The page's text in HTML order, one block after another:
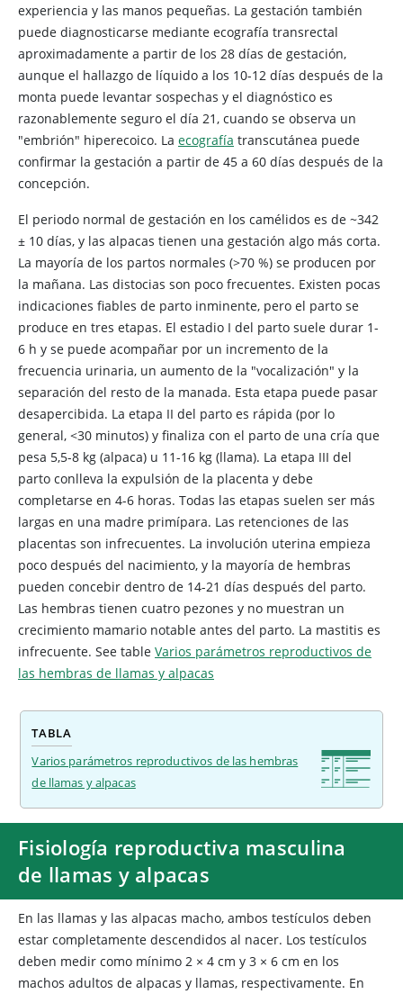
experiencia y las manos pequeñas. La gestación también
puede diagnosticarse mediante ecografía transrectal
aproximadamente a partir de los 28 días de gestación,
aunque el hallazgo de líquido a los 10-12 días después de la
monta puede levantar sospechas y el diagnóstico es
razonablemente seguro el día 21, cuando se observa un
"embrión" hiperecoico. La ecografía transcutánea puede
confirmar la gestación a partir de 45 a 60 días después de la
concepción.
El periodo normal de gestación en los camélidos es de ~342
± 10 días, y las alpacas tienen una gestación algo más corta.
La mayoría de los partos normales (>70 %) se producen por
la mañana. Las distocias son poco frecuentes. Existen pocas
indicaciones fiables de parto inminente, pero el parto se
produce en tres etapas. El estadio I del parto suele durar 1-
6 h y se puede acompañar por un incremento de la
frecuencia urinaria, un aumento de la "vocalización" y la
separación del resto de la manada. Esta etapa puede pasar
desapercibida. La etapa II del parto es rápida (por lo
general, <30 minutos) y finaliza con el parto de una cría que
pesa 5,5-8 kg (alpaca) u 11-16 kg (llama). La etapa III del
parto conlleva la expulsión de la placenta y debe
completarse en 4-6 horas. Todas las etapas suelen ser más
largas en una madre primípara. Las retenciones de las
placentas son infrecuentes. La involución uterina empieza
poco después del nacimiento, y la mayoría de hembras
pueden concebir dentro de 14-21 días después del parto.
Las hembras tienen cuatro pezones y no muestran un
crecimiento mamario notable antes del parto. La mastitis es
infrecuente. See table Varios parámetros reproductivos de
las hembras de llamas y alpacas
TABLA
Varios parámetros reproductivos de las hembras
de llamas y alpacas
Fisiología reproductiva masculina
de llamas y alpacas
En las llamas y las alpacas macho, ambos testículos deben
estar completamente descendidos al nacer. Los testículos
deben medir como mínimo 2 × 4 cm y 3 × 6 cm en los
machos adultos de alpacas y llamas, respectivamente. En